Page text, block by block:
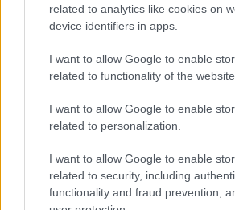
related to analytics like cookies on
device identifiers in apps.
I want to allow Google to enable
related to functionality of the
I want to allow Google to enable
related to personalization.
I want to allow Google to enable
related to security, including
functionality and fraud prevention,
pagare in contanti in Italia la
boutique di importanti catene di
presso un concessionario o il
in un centro commerciale della
distribuzione (tutte operazioni
fatturate quale che sia la forma
caratteristiche organizzative del
costituisce una sufficiente